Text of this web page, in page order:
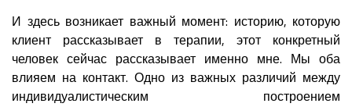
И здесь возникает важный момент: историю, которую
клиент рассказывает в терапии, этот конкретный
человек сейчас рассказывает именно мне. Мы оба
влияем на контакт. Одно из важных различий между
индивидуалистическим построением